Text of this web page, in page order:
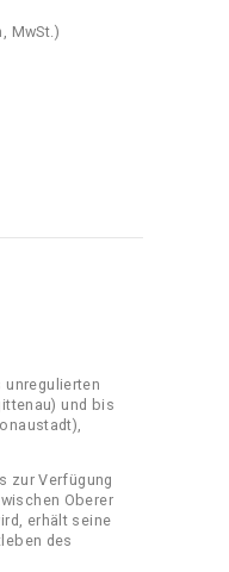
MwSt.)
unregulierten
und bis
zur Verfügung
Oberer
erhält seine
des